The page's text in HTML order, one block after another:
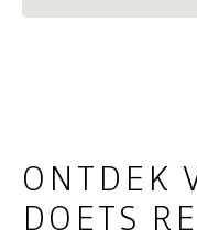
ONTDEK
DOETS